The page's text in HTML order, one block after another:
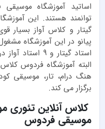
اساتید آموزشگاه
توانمند هستند. این
استاد گیتار و
البته آموزشگاه فردوس
هنگ درام، تار، موسیقی
برگزار می کند.
کلاس آنلاین تئوری
موسیقی فردوس